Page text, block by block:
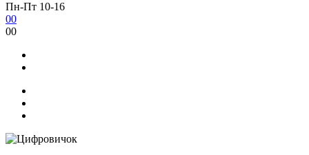
Пн-Пт 10-16
00
00